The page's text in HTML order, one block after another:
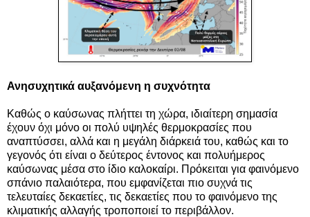
Ανησυχητικά αυξανόμενη η συχνότητα
Καθώς ο καύσωνας πλήττει τη χώρα, ιδιαίτερη σημασία
έχουν όχι μόνο οι πολύ υψηλές θερμοκρασίες που
αναπτύσσει, αλλά και η μεγάλη διάρκειά του, καθώς και το
γεγονός ότι είναι ο δεύτερος έντονος και πολυήμερος
καύσωνας μέσα στο ίδιο καλοκαίρι. Πρόκειται για φαινόμενο
σπάνιο παλαιότερα, που εμφανίζεται πιο συχνά τις
τελευταίες δεκαετίες, τις δεκαετίες που το φαινόμενο της
κλιματικής αλλαγής τροποποιεί το περιβάλλον.